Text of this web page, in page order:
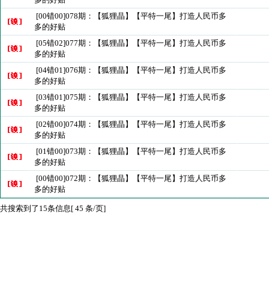
[00错00]078期：【狐狸晶】【平特一尾】打造人民币多
多的好贴
[05错02]077期：【狐狸晶】【平特一尾】打造人民币多
多的好贴
[04错01]076期：【狐狸晶】【平特一尾】打造人民币多
多的好贴
[03错01]075期：【狐狸晶】【平特一尾】打造人民币多
多的好贴
[02错00]074期：【狐狸晶】【平特一尾】打造人民币多
多的好贴
[01错00]073期：【狐狸晶】【平特一尾】打造人民币多
多的好贴
[00错00]072期：【狐狸晶】【平特一尾】打造人民币多
多的好贴
共搜索到了15条信息[ 45 条/页]